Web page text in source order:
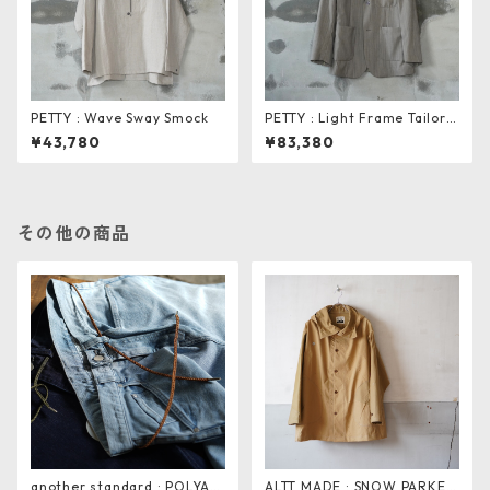
PETTY : Wave Sway Smock
¥43,780
PETTY : Light Frame Tailore
d Jacket
¥83,380
その他の商品
another standard : POLYAM
ALTT MADE : SNOW PARKER